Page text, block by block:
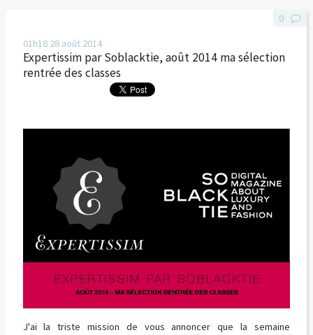
01h18 28 août 2014
Expertissim par Soblacktie, août 2014 ma sélection
rentrée des classes
J'ai la triste mission de vous annoncer que la semaine
0